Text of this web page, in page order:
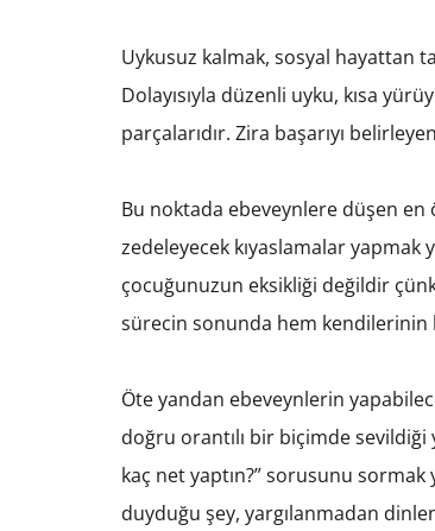
Uykusuz kalmak, sosyal hayattan
Dolayısıyla düzenli uyku, kısa
parçalarıdır. Zira başarıyı
Bu noktada ebeveynlere düşen en
zedeleyecek kıyaslamalar yapmak
çocuğunuzun eksikliği değildir
sürecin sonunda hem kendilerinin
Öte yandan ebeveynlerin
doğru orantılı bir biçimde sevildiği
kaç net yaptın?” sorusunu
duyduğu şey, yargılanmadan